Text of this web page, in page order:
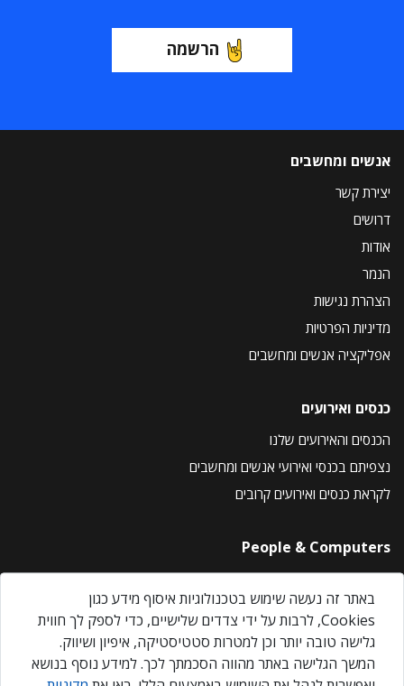
הרשמה
אנשים ומחשבים
יצירת קשר
דרושים
אודות
הנמר
הצהרת נגישות
מדיניות הפרטיות
אפליקציה אנשים ומחשבים
כנסים ואירועים
הכנסים והאירועים שלנו
נצפיתם בכנסי ואירועי אנשים ומחשבים
לקראת כנסים ואירועים קרובים
People & Computers
About Us
Privacy Policy
Contact Us
Our Events
באתר זה נעשה שימוש בטכנולוגיות איסוף מידע כגון
Cookies, לרבות על ידי צדדים שלישיים, כדי לספק לך חווית
גלישה טובה יותר וכן למטרות סטטיסטיקה, איפיון ושיווק.
המשך הגלישה באתר מהווה הסכמתך לכך. למידע נוסף בנושא